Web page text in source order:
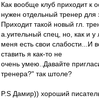
Как вообще клуб приходит к
нужен отдельный тренер для
Приходит такой новый гл.
а.уительный спец, но, как и у
меня есть свои слабости...И
ставить я как-то не
очень умею..Давайте
тренера?" так штоле?
P.S Дамир)) хороший